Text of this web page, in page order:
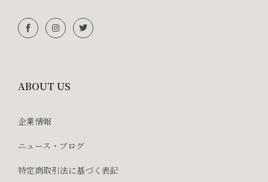
ABOUT US
企業情報
ニュース・ブログ
特定商取引法に基づく表記